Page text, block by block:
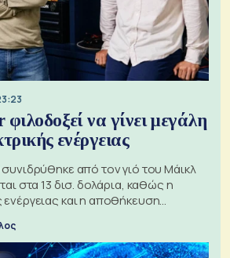
να γίνει μεγάλη
ενέργειας
από τον γιό του Μάικλ
στα 13 δισ. δολάρια, καθώς η
ενέργειας και η αποθήκευση